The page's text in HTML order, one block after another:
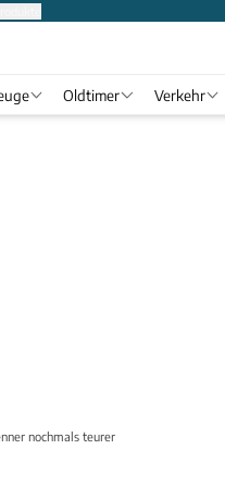
Oldtimer Verkehr
nochmals teurer